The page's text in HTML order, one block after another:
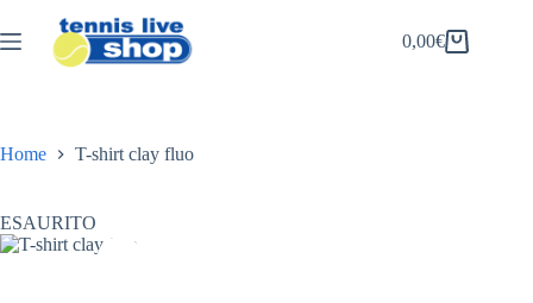
al
contenuto
Carrello
0,00€
Home T-shirt clay fluo
ESAURITO